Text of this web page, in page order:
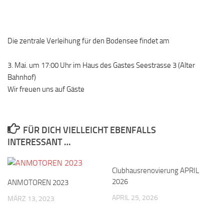
Die zentrale Verleihung für den Bodensee findet am
3. Mai. um 17:00 Uhr im Haus des Gastes Seestrasse 3 (Alter
Bahnhof)
Wir freuen uns auf Gäste
FÜR DICH VIELLEICHT EBENFALLS
INTERESSANT …
ANMOTOREN 2023
MÄRZ 13, 2023
Clubhausrenovierung APRIL
2026
APRIL 25, 2026